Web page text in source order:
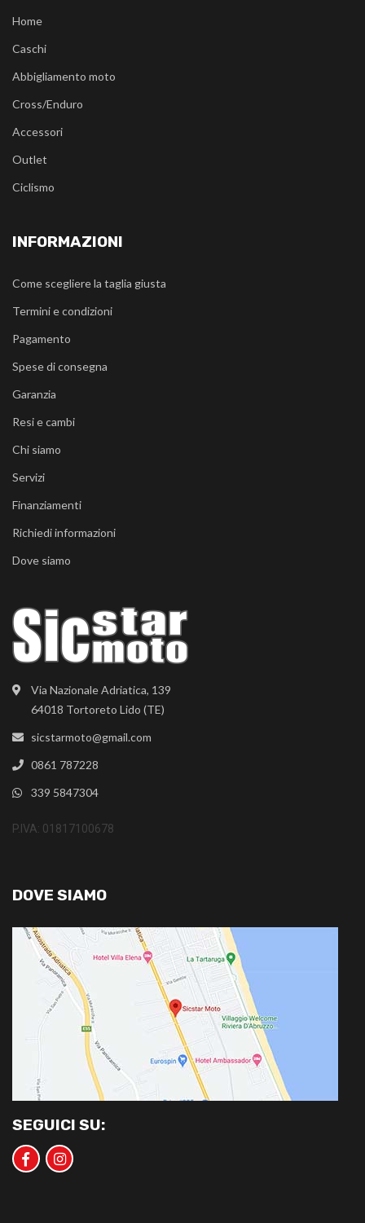
Via Nazionale Adriatica, 139
64018 Tortoreto Lido (TE)
sicstarmoto@gmail.com
0861 787228
339 5847304
P.IVA: 01817100678
Home
Caschi
Abbigliamento moto
Cross/Enduro
Accessori
Outlet
Ciclismo
INFORMAZIONI
Come scegliere la taglia giusta
Termini e condizioni
Pagamento
Spese di consegna
Garanzia
Resi e cambi
Chi siamo
Servizi
Finanziamenti
Richiedi informazioni
Dove siamo
DOVE SIAMO
SEGUICI SU: